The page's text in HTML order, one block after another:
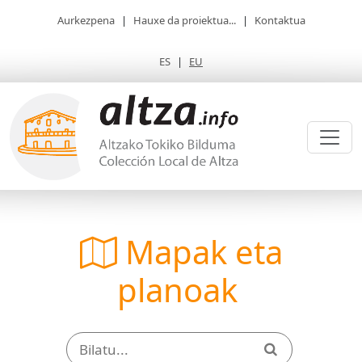
Aurkezpena | Hauxe da proiektua... | Kontaktua
ES | EU
Mapak eta
planoak